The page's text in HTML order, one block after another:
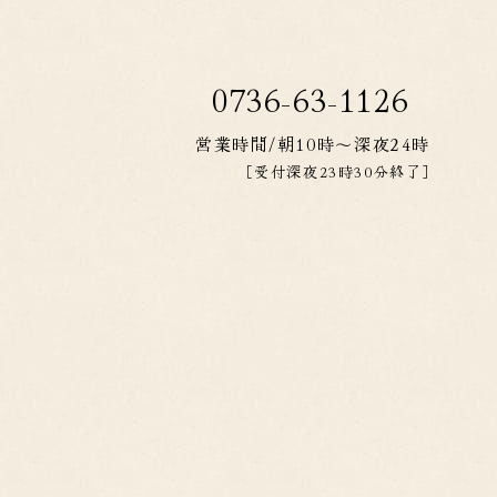
0736-63-1126
営業時間/朝10時～深夜24時
［受付深夜23時30分終了］